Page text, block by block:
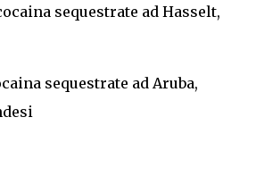
sequestrate ad Hasselt,
sequestrate ad Aruba,